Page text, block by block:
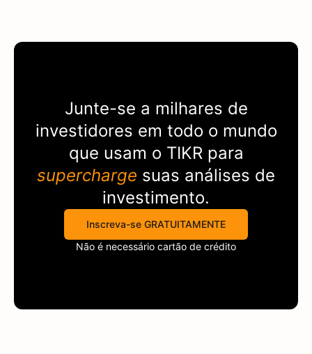
Junte-se a milhares de
investidores em todo o mundo
que usam o TIKRpara
supercharge suas análises de
investimento.
Inscreva-se GRATUITAMENTE
Não é necessário cartão de crédito